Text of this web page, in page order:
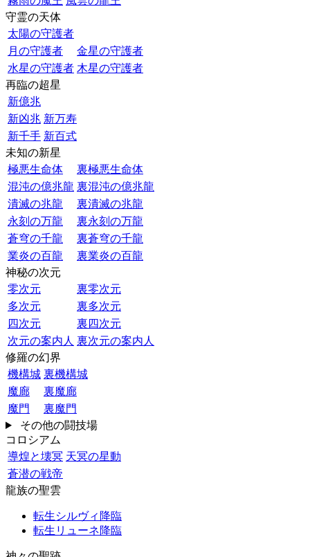
守霊の天体
太陽の守護者
月の守護者
金星の守護者
水星の守護者 木星の守護者
再臨の超星
新億兆
新凶兆 新万寿
新千手 新百式
未知の新星
極悪生命体
裏極悪生命体
混沌の億兆龍 裏混沌の億兆龍
潰滅の兆龍
裏潰滅の兆龍
永刻の万龍
裏永刻の万龍
蒼穹の千龍
裏蒼穹の千龍
業炎の百龍
裏業炎の百龍
神秘の次元
零次元
裏零次元
多次元
裏多次元
四次元
裏四次元
次元の案内人 裏次元の案内人
修羅の幻界
機構城 裏機構城
魔廊
裏魔廊
魔門
裏魔門
その他の闘技場
コロシアム
導煌と壊冥 天冥の星動
蒼潜の戦帝
龍族の聖雲
転生シルヴィ降臨
転生リューネ降臨